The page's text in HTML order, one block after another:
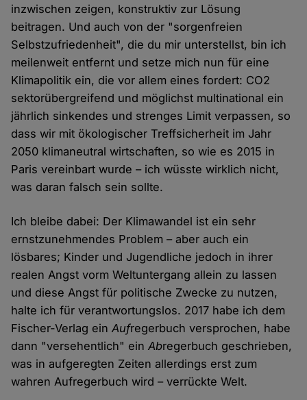
inzwischen zeigen, konstruktiv zur Lösung
beitragen. Und auch von der "sorgenfreien
Selbstzufriedenheit", die du mir unterstellst, bin ich
meilenweit entfernt und setze mich nun für eine
Klimapolitik ein, die vor allem eines fordert: CO2
sektorübergreifend und möglichst multinational ein
jährlich sinkendes und strenges Limit verpassen, so
dass wir mit ökologischer Treffsicherheit im Jahr
2050 klimaneutral wirtschaften, so wie es 2015 in
Paris vereinbart wurde – ich wüsste wirklich nicht,
was daran falsch sein sollte.
Ich bleibe dabei: Der Klimawandel ist ein sehr
ernstzunehmendes Problem – aber auch ein
lösbares; Kinder und Jugendliche jedoch in ihrer
realen Angst vorm Weltuntergang allein zu lassen
und diese Angst für politische Zwecke zu nutzen,
halte ich für verantwortungslos. 2017 habe ich dem
Fischer-Verlag einAufregerbuch versprochen, habe
dann "versehentlich" einAbregerbuch geschrieben,
was in aufgeregten Zeiten allerdings erst zum
wahren Aufregerbuch wird – verrückte Welt.